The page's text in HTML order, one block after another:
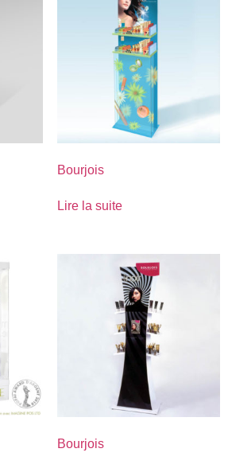
Bourjois
Lire la suite
Bourjois